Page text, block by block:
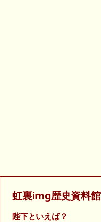
虹裏img歴史資料館
陛下といえば？